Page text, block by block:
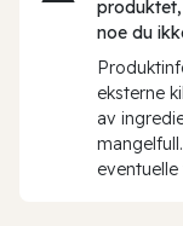
noe du
eksterne
av